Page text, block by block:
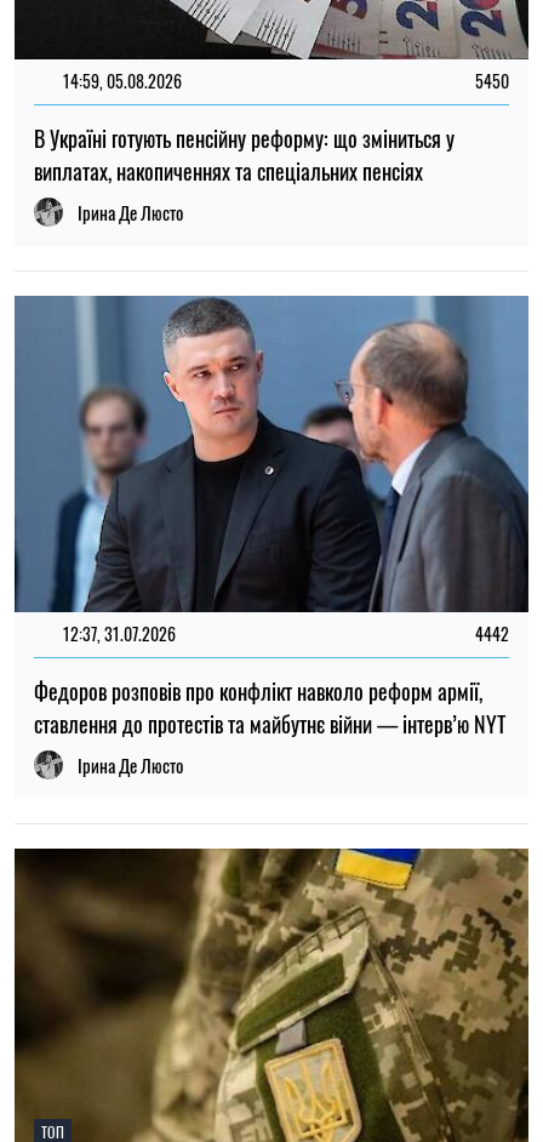
14:59, 05.08.2026 5450
В Україні готують пенсійну реформу: що зміниться у
виплатах, накопиченнях та спеціальних пенсіях
Ірина Де Люсто
12:37, 31.07.2026 4442
Федоров розповів про конфлікт навколо реформ армії,
ставлення до протестів та майбутнє війни — інтерв’ю NYT
Ірина Де Люсто
ТОП